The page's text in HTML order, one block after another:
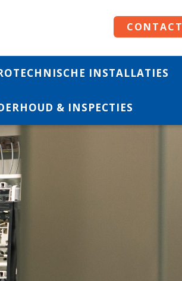
CONTACT
INSTALLATIES
& INSPECTIES